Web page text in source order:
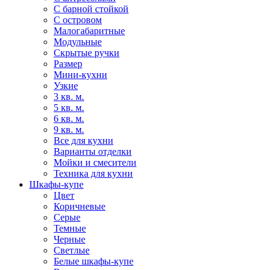
С барной стойкой
С островом
Малогабаритные
Модульные
Скрытые ручки
Размер
Мини-кухни
Узкие
3 кв. м.
5 кв. м.
6 кв. м.
9 кв. м.
Все для кухни
Варианты отделки
Мойки и смесители
Техника для кухни
Шкафы-купе
Цвет
Коричневые
Серые
Темные
Черные
Светлые
Белые шкафы-купе